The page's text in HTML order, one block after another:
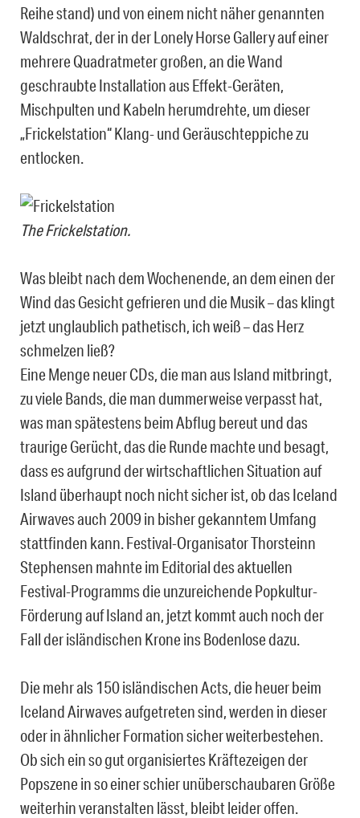
Reihe stand) und von einem nicht näher genannten
Waldschrat, der in der Lonely Horse Gallery auf einer
mehrere Quadratmeter großen, an die Wand
geschraubte Installation aus Effekt-Geräten,
Mischpulten und Kabeln herumdrehte, um dieser
„Frickelstation“ Klang- und Geräuschteppiche zu
entlocken.
The Frickelstation.
Was bleibt nach dem Wochenende, an dem einen der
Wind das Gesicht gefrieren und die Musik – das klingt
jetzt unglaublich pathetisch, ich weiß – das Herz
schmelzen ließ?
Eine Menge neuer CDs, die man aus Island mitbringt,
zu viele Bands, die man dummerweise verpasst hat,
was man spätestens beim Abflug bereut und das
traurige Gerücht, das die Runde machte und besagt,
dass es aufgrund der wirtschaftlichen Situation auf
Island überhaupt noch nicht sicher ist, ob das Iceland
Airwaves auch 2009 in bisher gekanntem Umfang
stattfinden kann. Festival-Organisator Thorsteinn
Stephensen mahnte im Editorial des aktuellen
Festival-Programms die unzureichende Popkultur-
Förderung auf Island an, jetzt kommt auch noch der
Fall der isländischen Krone ins Bodenlose dazu.
Die mehr als 150 isländischen Acts, die heuer beim
Iceland Airwaves aufgetreten sind, werden in dieser
oder in ähnlicher Formation sicher weiterbestehen.
Ob sich ein so gut organisiertes Kräftezeigen der
Popszene in so einer schier unüberschaubaren Größe
weiterhin veranstalten lässt, bleibt leider offen.